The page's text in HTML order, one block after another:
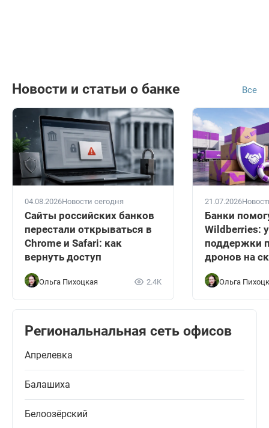
Новости и статьи о банке Все
04.08.2026Новости сегодня
Сайты российских банков
перестали открываться в
Chrome и Safari: как
вернуть доступ
Ольга Пихоцкая 2.4K
21.07.2026
Банки
Wildberries:
поддержки
дронов на
Ольга
Региональнальная сеть офисов
Апрелевка
Балашиха
Белоозёрский